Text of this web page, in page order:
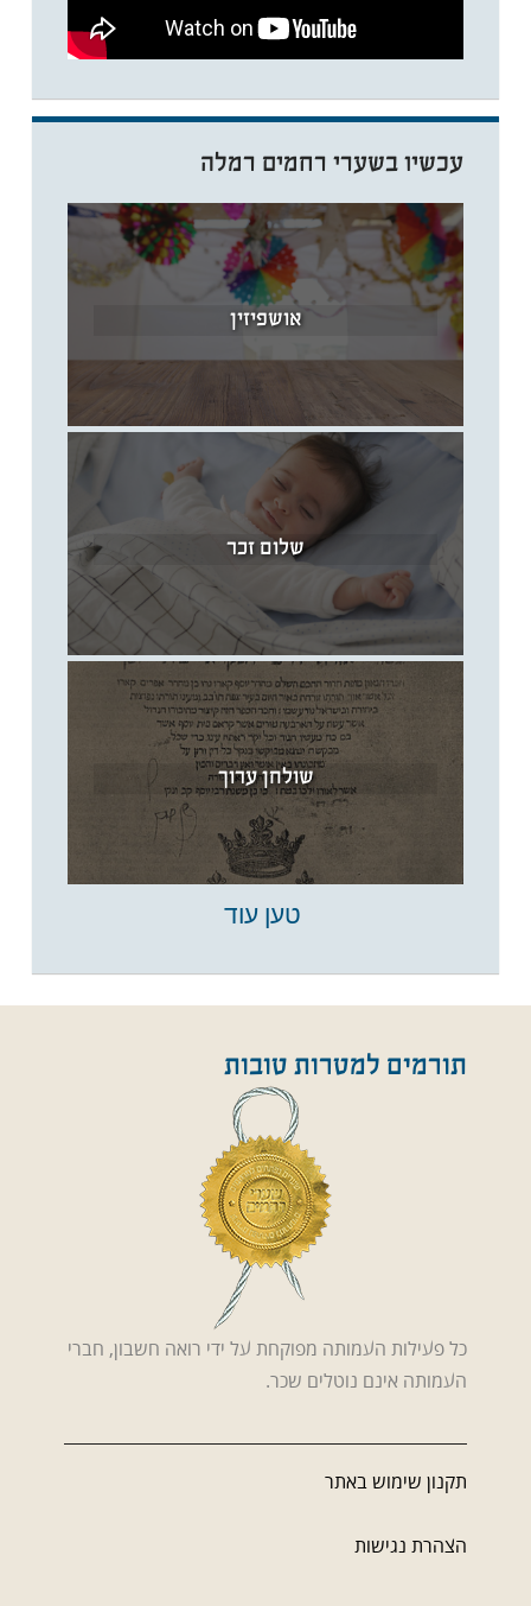
עכשיו בשערי רחמים רמלה
אושפיזין
שלום זכר
שולחן ערוך
טען עוד
תורמים למטרות טובות
כל פעילות העמותה מפוקחת על ידי רואה חשבון, חברי
העמותה אינם נוטלים שכר.
תקנון שימוש באתר
הצהרת נגישות